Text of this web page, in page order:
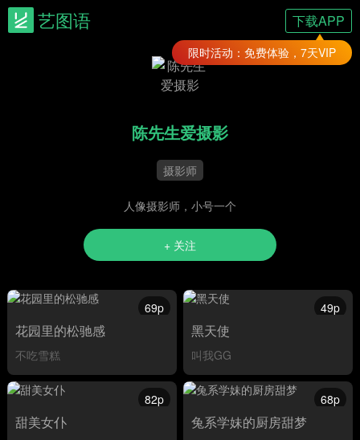
艺图语 下载APP
限时活动：免费体验，7天VIP
陈先生爱摄影
摄影师
人像摄影师，小号一个
+ 关注
69p
花园里的松驰感
不吃雪糕
49p
黑天使
叫我GG
82p
甜美女仆
68p
兔系学妹的厨房甜梦